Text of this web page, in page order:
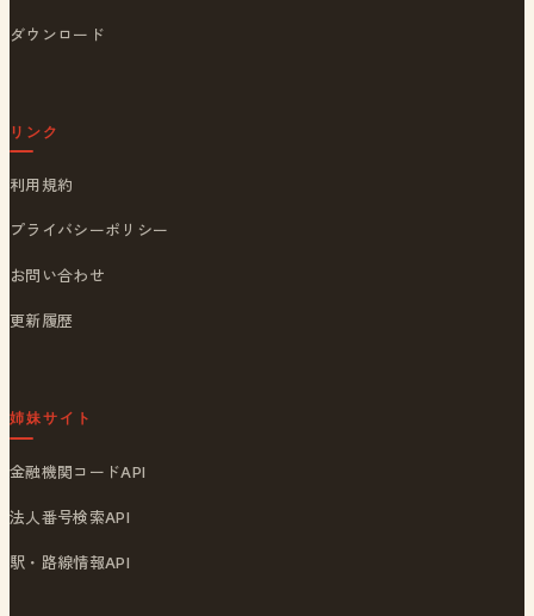
ダウンロード
リンク
利用規約
プライバシーポリシー
お問い合わせ
更新履歴
姉妹サイト
金融機関コードAPI
法人番号検索API
駅・路線情報API